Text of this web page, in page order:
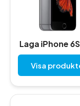
Laga iPhone
Visa